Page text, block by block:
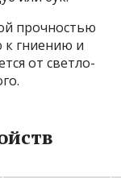
прочностью
к гниению и
от светло-